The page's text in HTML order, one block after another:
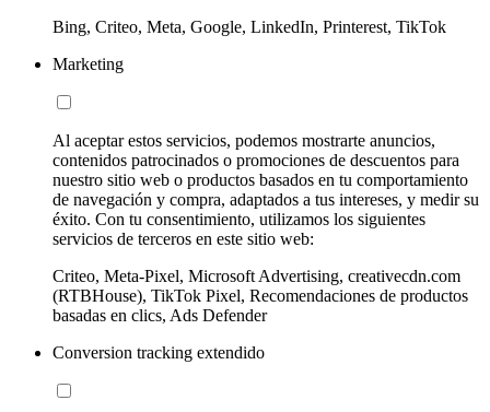
Bing, Criteo, Meta, Google, LinkedIn, Printerest, TikTok
Marketing
Al aceptar estos servicios, podemos mostrarte anuncios,
contenidos patrocinados o promociones de descuentos para
nuestro sitio web o productos basados en tu comportamiento
de navegación y compra, adaptados a tus intereses, y medir su
éxito. Con tu consentimiento, utilizamos los siguientes
servicios de terceros en este sitio web:
Criteo, Meta-Pixel, Microsoft Advertising, creativecdn.com
(RTBHouse), TikTok Pixel, Recomendaciones de productos
basadas en clics, Ads Defender
Conversion tracking extendido